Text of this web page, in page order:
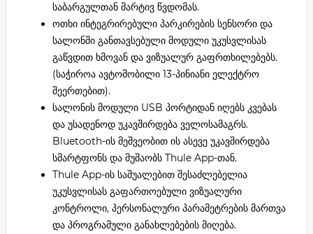
საბარგულთან მარტივ წვდომას.
ოთხი ინტეგრირებული პარკირების სენსორი და
სალონში განთავსებული მოდული უკუსვლისას
გაწვდით ხმოვან და ვიზუალურ გაფრთხილებებს.
(საჭიროა ავტომობილი 13-პინიანი ელექტრო
შეერთებით).
სალონის მოდული USB პორტიდან იღებს კვებას
და უსადენოდ უკავშირდება ველოსამაგრს.
Bluetooth-ის მეშვეობით ის ასევე უკავშირდება
სმარტფონს და მუშაობს Thule App-თან.
Thule App-ის საშუალებით შესაძლებელია
უკუსვლისას გაფართოებული ვიზუალური
კონტროლი, პერსონალური პარამეტრების მართვა
და პროგრამული განახლებების მიღება.